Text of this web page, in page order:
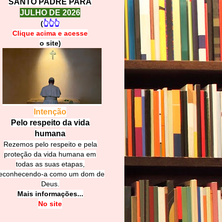
SANTO PADRE PARA
JULHO DE 2026
(👆👆👆
Clique acima e acesse
o site)
Intenção
Pelo respeito da vida
humana
Rezemos pelo respeito e pela
proteção da vida humana em
todas as suas etapas,
a como um dom de
Deus.
Mais informações...
No site